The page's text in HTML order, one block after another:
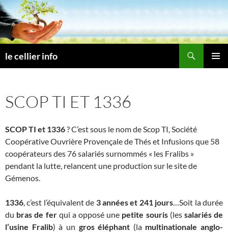
Aller
au
contenu
le cellier info
SCOP TI ET 1336
SCOP TI et 1336? C’est sous le nom de Scop TI, Société
Coopérative Ouvrière Provençale de Thés et Infusions que 58
coopérateurs des 76 salariés surnommés « les Fralibs »
pendant la lutte, relancent une production sur le site de
Gémenos.
1336 , c’est l’équivalent de 3 années et 241 jours …Soit la durée
du bras de ferqui a opposé une petite souris(les salariés de
l’usine Fralib) à un gros éléphant (la multinationale anglo-